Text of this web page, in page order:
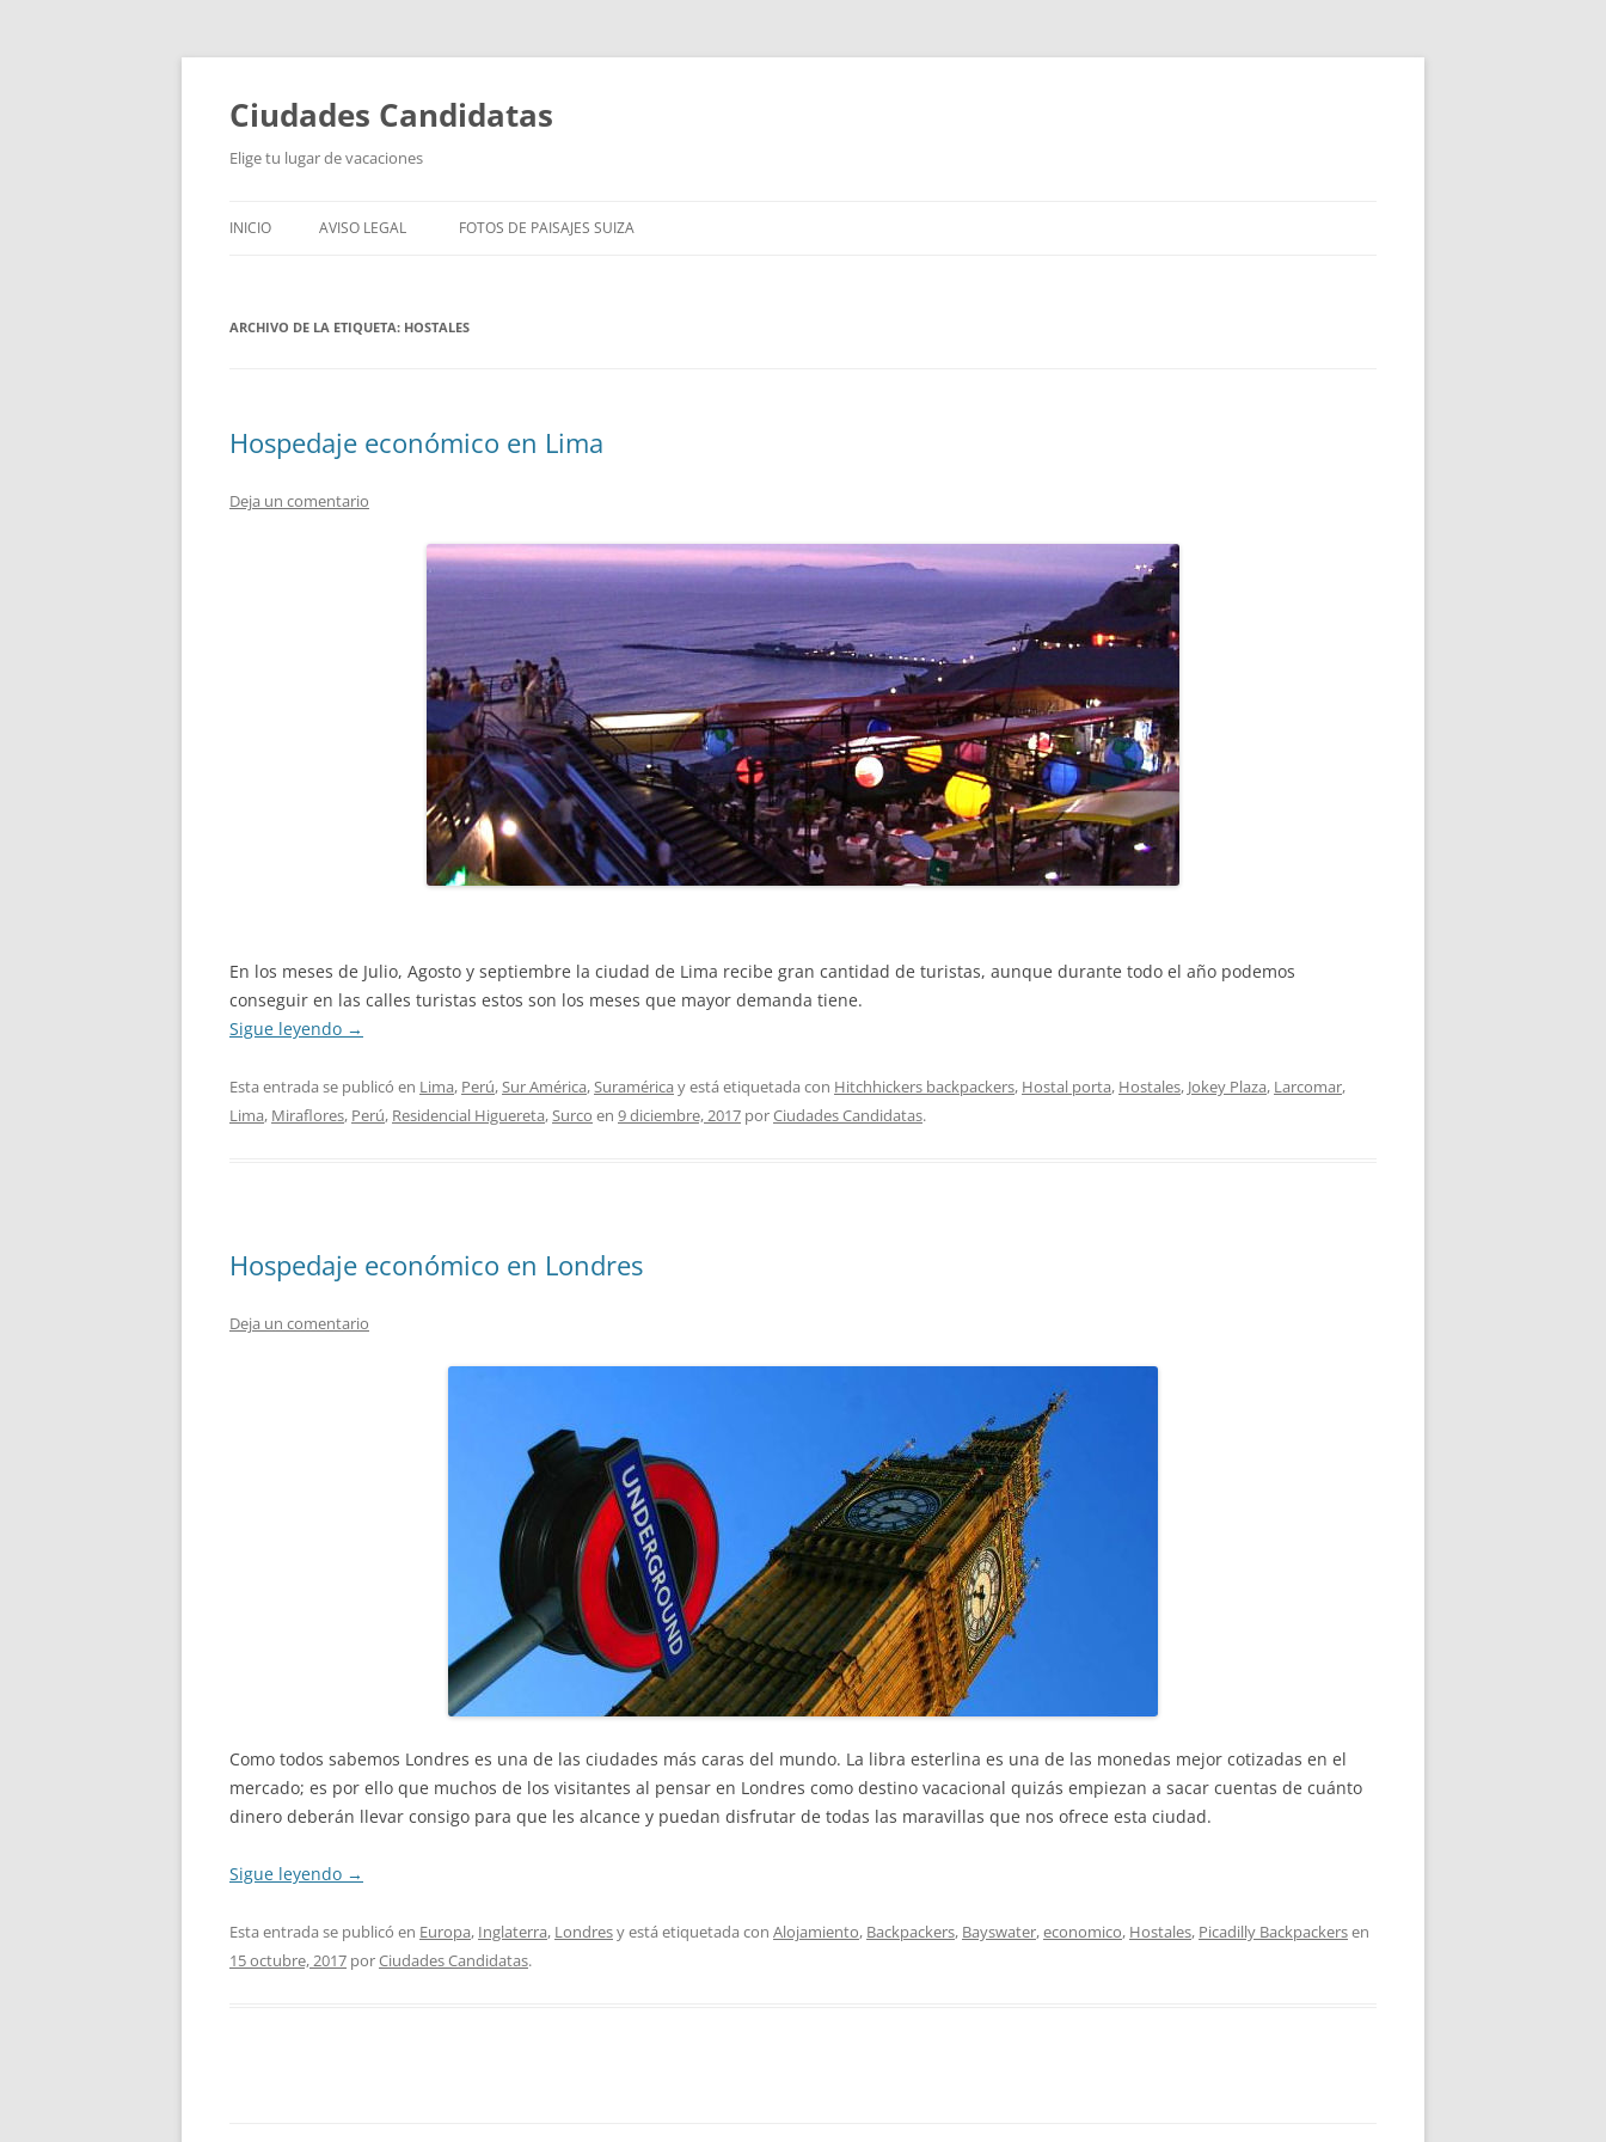
Saltar
contenido
Ciudades Candidatas
Elige tu lugar de vacaciones
INICIO AVISO LEGAL FOTOS DE PAISAJES SUIZA
ARCHIVO DE LA ETIQUETA: HOSTALES
Hospedaje económico en Lima
Deja un comentario
En los meses de Julio, Agosto y septiembre la ciudad de Lima recibe gran cantidad de turistas, aunque durante todo el año podemos
conseguir en las calles turistas estos son los meses que mayor demanda tiene.
Sigue leyendo →
Esta entrada se publicó en Lima, Perú,Sur América,Suramérica y está etiquetada con Hitchhickers backpackers, Hostal porta, Hostales, Jokey Plaza, Larcomar,
Lima, Miraflores, Perú, Residencial Higuereta,Surco en 9 diciembre, 2017 porCiudades Candidatas.
Hospedaje económico en Londres
Deja un comentario
Como todos sabemos Londres es una de las ciudades más caras del mundo. La libra esterlina es una de las monedas mejor cotizadas en el
mercado; es por ello que muchos de los visitantes al pensar en Londres como destino vacacional quizás empiezan a sacar cuentas de cuánto
dinero deberán llevar consigo para que les alcance y puedan disfrutar de todas las maravillas que nos ofrece esta ciudad.
Sigue leyendo →
Esta entrada se publicó en Europa, Inglaterra, Londresy está etiquetada con Alojamiento, Backpackers, Bayswater,economico, Hostales, Picadilly Backpackersen
15 octubre, 2017 porCiudades Candidatas.